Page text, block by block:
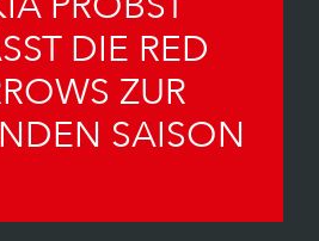
DIE RED
ZUR
SAISON